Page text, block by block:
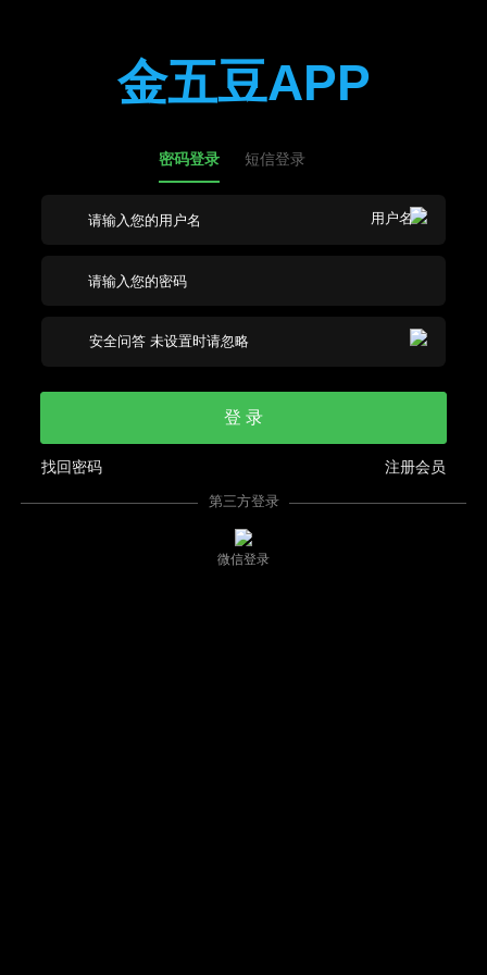
金五豆APP
密码登录 短信登录
登 录
注册会员
找回密码
第三方登录
微信登录